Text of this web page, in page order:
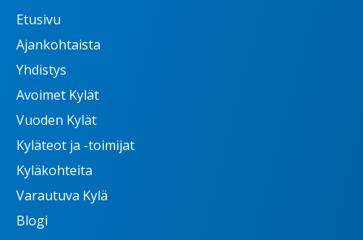
Etusivu
Ajankohtaista
Yhdistys
Avoimet Kylät
Vuoden Kylät
Kyläteot ja -toimijat
Kyläkohteita
Varautuva Kylä
Blogi